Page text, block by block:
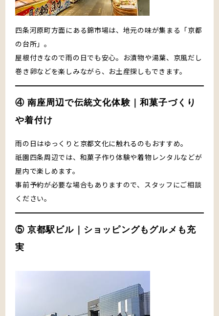
四条河原町方面にある錦市場は、地元の味が集まる「京都
の台所」。
屋根付きなので雨の日でも安心。お漬物や湯葉、京風だし
巻き卵などを楽しみながら、お土産探しもできます。
④ 南座周辺で伝統文化体験｜和菓子づくり
や着付け
雨の日はゆっくりと京都文化に触れるのもおすすめ。
祇園四条周辺では、和菓子作り体験や着物レンタルなどが
屋内で楽しめます。
事前予約が必要な場合もありますので、スタッフにご相談
ください。
⑤ 京都駅ビル｜ショッピングもグルメも充
実